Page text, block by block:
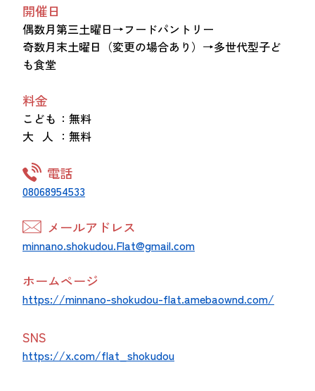
開催日
偶数月第三土曜日→フードパントリー
奇数月末土曜日（変更の場合あり）→多世代型子ど
も食堂
料金
こども ：無料
大 人 ：無料
電話
08068954533
メールアドレス
minnano.shokudou.Flat@gmail.com
ホームページ
https://minnano-shokudou-flat.amebaownd.com/
SNS
https://x.com/flat_shokudou